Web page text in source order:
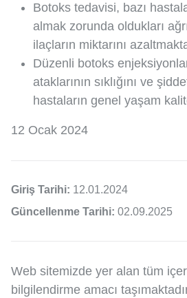
Botoks tedavisi, bazı
almak zorunda oldukları
ilaçların miktarını
Düzenli botoks
ataklarının sıklığını ve
hastaların genel yaşam
12 Ocak 2024
Giriş Tarihi: 12.01.2024
Güncellenme Tarihi: 02.09.2025
Web sitemizde yer alan tüm
bilgilendirme amacı